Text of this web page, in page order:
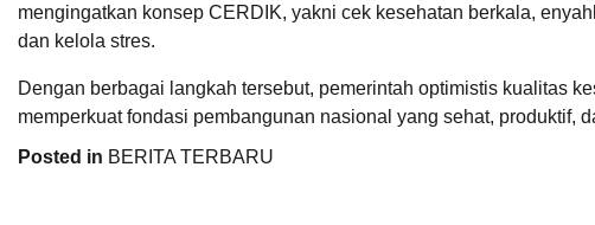
mengingatkan konsep CERDIK, yakni cek kesehatan berkala,
dan kelola stres.
Dengan berbagai langkah tersebut, pemerintah optimistis kualitas
memperkuat fondasi pembangunan nasional yang sehat, produktif,
Posted in BERITA TERBARU